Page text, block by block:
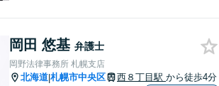
い！
岡田 悠基 弁護士
岡野法律事務所 札幌支店
北海道|札幌市中央区 西８丁目駅 から徒歩4分